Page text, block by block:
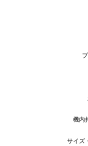
機内
サイズ